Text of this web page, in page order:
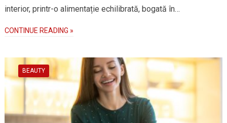
interior, printr-o alimentație echilibrată, bogată în…
CONTINUE READING »
BEAUTY